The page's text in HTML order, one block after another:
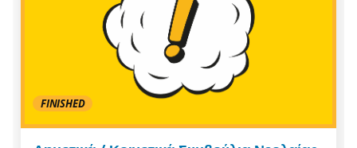
FINISHED